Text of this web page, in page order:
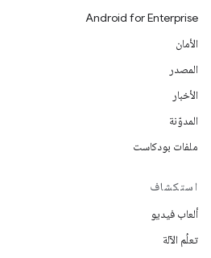
Android for Enterprise
الأمان
المصدر
الأخبار
المدوّنة
ملفات بودكاست
استكشاف
ألعاب فيديو
تعلُم الآلة